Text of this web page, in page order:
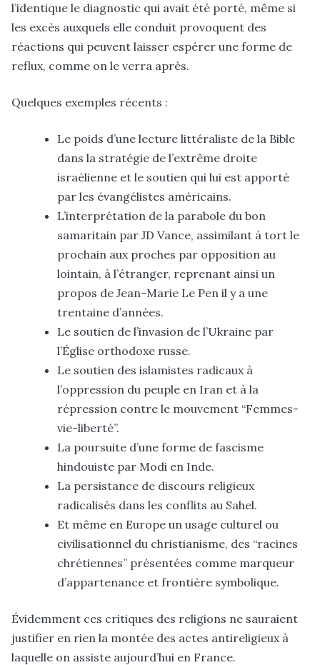
l’identique le diagnostic qui avait été porté, même si
les excès auxquels elle conduit provoquent des
réactions qui peuvent laisser espérer une forme de
reflux, comme on le verra après.
Quelques exemples récents :
Le poids d’une lecture littéraliste de la Bible
dans la stratégie de l’extrême droite
israélienne et le soutien qui lui est apporté
par les évangélistes américains.
L’interprétation de la parabole du bon
samaritain par JD Vance, assimilant à tort le
prochain aux proches par opposition au
lointain, à l’étranger, reprenant ainsi un
propos de Jean-Marie Le Pen il y a une
trentaine d’années.
Le soutien de l’invasion de l’Ukraine par
l’Église orthodoxe russe.
Le soutien des islamistes radicaux à
l’oppression du peuple en Iran et à la
répression contre le mouvement “Femmes-
vie-liberté”.
La poursuite d’une forme de fascisme
hindouiste par Modi en Inde.
La persistance de discours religieux
radicalisés dans les conflits au Sahel.
Et même en Europe un usage culturel ou
civilisationnel du christianisme, des “racines
chrétiennes” présentées comme marqueur
d’appartenance et frontière symbolique.
Évidemment ces critiques des religions ne sauraient
justifier en rien la montée des actes antireligieux à
laquelle on assiste aujourd’hui en France.